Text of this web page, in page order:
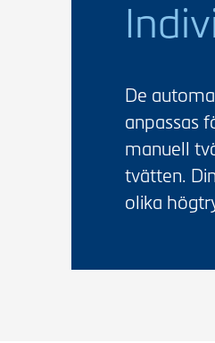
De
anpassas
manuell
tvätten.
olika